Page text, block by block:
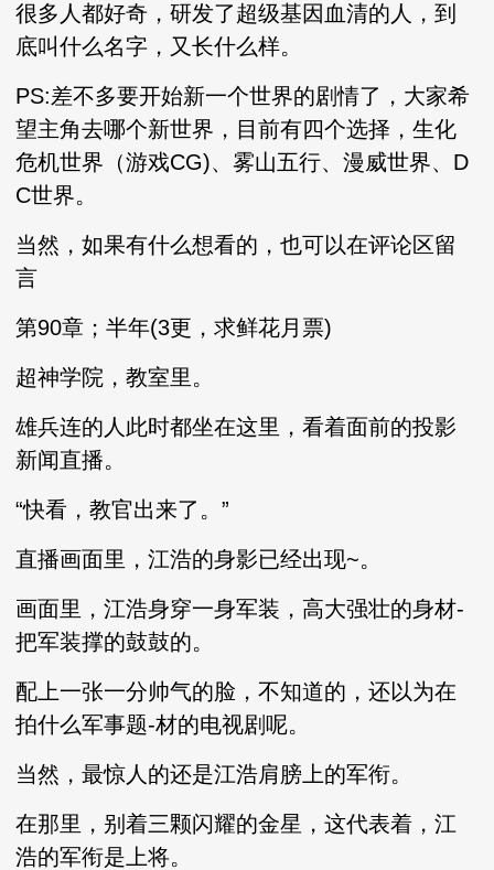
很多人都好奇，研发了超级基因血清的人，到
底叫什么名字，又长什么样。
PS:差不多要开始新一个世界的剧情了，大家希
望主角去哪个新世界，目前有四个选择，生化
危机世界（游戏CG)、雾山五行、漫威世界、D
C世界。
当然，如果有什么想看的，也可以在评论区留
言
第90章；半年(3更，求鲜花月票)
超神学院，教室里。
雄兵连的人此时都坐在这里，看着面前的投影
新闻直播。
“快看，教官出来了。”
直播画面里，江浩的身影已经出现~。
画面里，江浩身穿一身军装，高大强壮的身材-
把军装撑的鼓鼓的。
配上一张一分帅气的脸，不知道的，还以为在
拍什么军事题-材的电视剧呢。
当然，最惊人的还是江浩肩膀上的军衔。
在那里，别着三颗闪耀的金星，这代表着，江
浩的军衔是上将。